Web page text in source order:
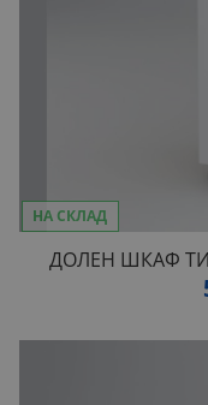
НА СКЛАД
ДОЛЕН ШКАФ